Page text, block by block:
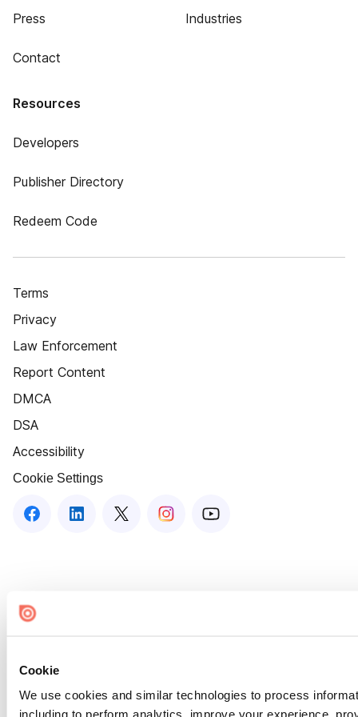
Cookie
We use cookies and similar technologies to process
including to perform analytics, improve your experience,
Press
Contact
Industries
Resources
Developers
Publisher Directory
Redeem Code
Terms
Privacy
Law Enforcement
Report Content
DMCA
DSA
Accessibility
Cookie Settings